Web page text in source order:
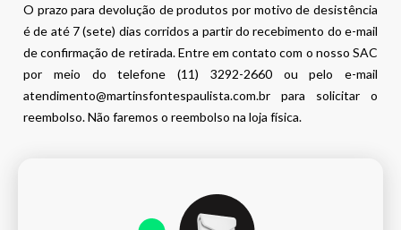
O prazo para devolução de produtos por motivo de desistência
é de até 7 (sete) dias corridos a partir do recebimento do e-mail
de confirmação de retirada. Entre em contato com o nosso SAC
por meio do telefone (11) 3292-2660 ou pelo e-mail
atendimento@martinsfontespaulista.com.br para solicitar o
reembolso. Não faremos o reembolso na loja física.